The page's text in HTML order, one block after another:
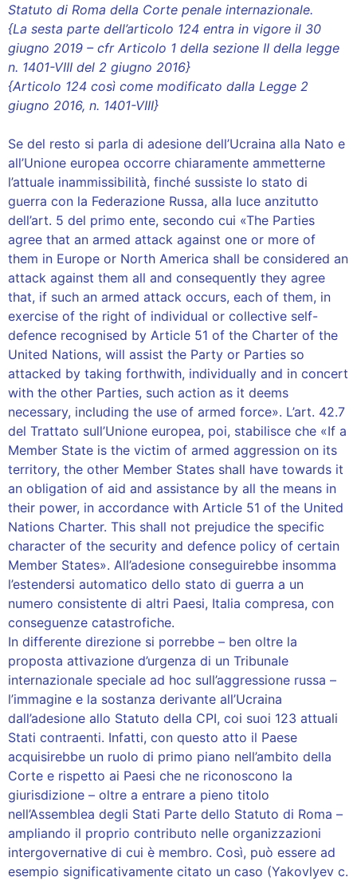
Statuto di Roma della Corte penale internazionale.
{La sesta parte dell’articolo 124 entra in vigore il 30
giugno 2019 – cfr Articolo 1 della sezione II della legge
n. 1401-VIII del 2 giugno 2016}
{Articolo 124 così come modificato dalla Legge 2
giugno 2016, n. 1401-VIII}
Se del resto si parla di adesione dell’Ucraina alla Nato e
all’Unione europea occorre chiaramente ammetterne
l’attuale inammissibilità, finché sussiste lo stato di
guerra con la Federazione Russa, alla luce anzitutto
dell’art. 5 del primo ente, secondo cui «The Parties
agree that an armed attack against one or more of
them in Europe or North America shall be considered an
attack against them all and consequently they agree
that, if such an armed attack occurs, each of them, in
exercise of the right of individual or collective self-
defence recognised by Article 51 of the Charter of the
United Nations, will assist the Party or Parties so
attacked by taking forthwith, individually and in concert
with the other Parties, such action as it deems
necessary, including the use of armed force». L’art. 42.7
del Trattato sull’Unione europea, poi, stabilisce che «If a
Member State is the victim of armed aggression on its
territory, the other Member States shall have towards it
an obligation of aid and assistance by all the means in
their power, in accordance with Article 51 of the United
Nations Charter. This shall not prejudice the specific
character of the security and defence policy of certain
Member States». All’adesione conseguirebbe insomma
l’estendersi automatico dello stato di guerra a un
numero consistente di altri Paesi, Italia compresa, con
conseguenze catastrofiche.
In differente direzione si porrebbe – ben oltre la
proposta attivazione d’urgenza di un Tribunale
internazionale speciale ad hoc sull’aggressione russa –
l’immagine e la sostanza derivante all’Ucraina
dall’adesione allo Statuto della CPI, coi suoi 123 attuali
Stati contraenti. Infatti, con questo atto il Paese
acquisirebbe un ruolo di primo piano nell’ambito della
Corte e rispetto ai Paesi che ne riconoscono la
giurisdizione – oltre a entrare a pieno titolo
nell’Assemblea degli Stati Parte dello Statuto di Roma –
ampliando il proprio contributo nelle organizzazioni
intergovernative di cui è membro. Così, può essere ad
esempio significativamente citato un caso (Yakovlyev c.